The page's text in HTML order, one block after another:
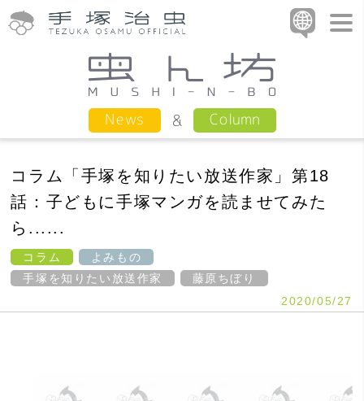
News Column
コラム「手塚を知りたい放送作家」第18
話：子どもに手塚マンガを読ませてみた
ら......
コラム
よみもの
手塚を知りたい放送作家
藤原ちぼり
2020/05/27